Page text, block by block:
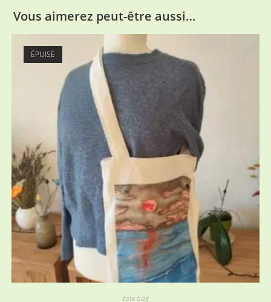
Vous aimerez peut-être aussi…
ÉPUISÉ
tote bag